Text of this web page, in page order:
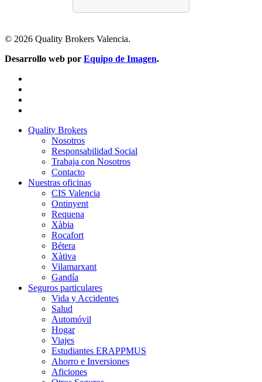
© 2026 Quality Brokers Valencia.
Desarrollo web por Equipo de Imagen.
Close
Quality Brokers
Nosotros
Responsabilidad Social
Trabaja con Nosotros
Contacto
Nuestras oficinas
CIS Valencia
Ontinyent
Requena
Xàbia
Rocafort
Bétera
Xàtiva
Vilamarxant
Gandía
Seguros particulares
Vida y Accidentes
Salud
Automóvil
Hogar
Viajes
Estudiantes ERAPPMUS
Ahorro e Inversiones
Aficiones